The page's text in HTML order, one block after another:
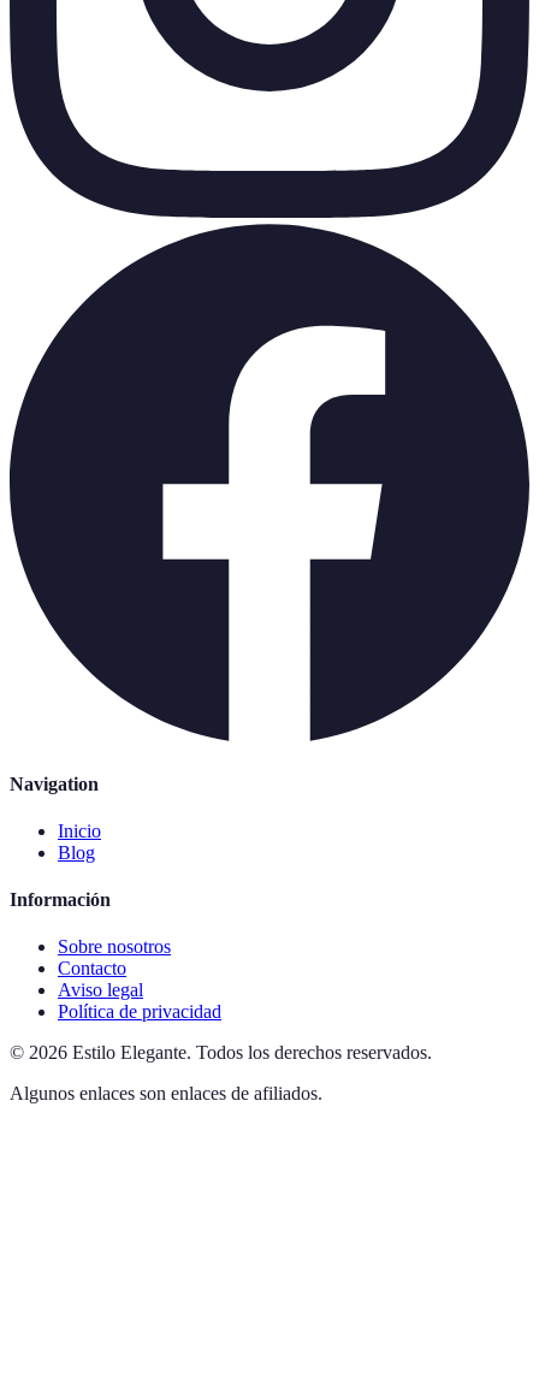
Navigation
Inicio
Blog
Información
Sobre nosotros
Contacto
Aviso legal
Política de privacidad
© 2026 Estilo Elegante. Todos los derechos reservados.
Algunos enlaces son enlaces de afiliados.